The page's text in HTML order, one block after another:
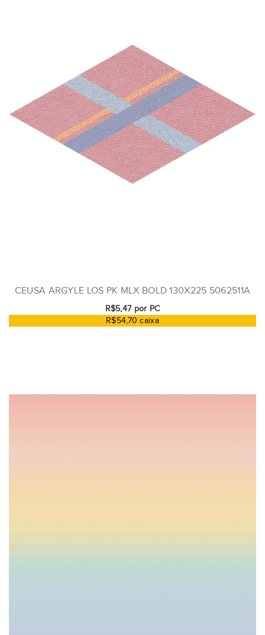
CEUSA ARGYLE LOS PK MLX BOLD 130X225 5062511A
R$5,47 por PC
R$54,70 caixa